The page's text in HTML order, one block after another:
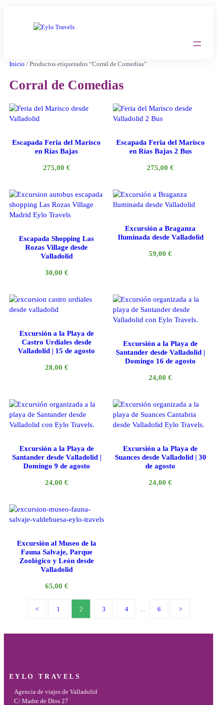
Inicio / Productos etiquetados “Corral de Comedias”
Corral de Comedias
Escapada Feria del Marisco
en Rías Bajas
275,00 €
Escapada Feria del Marisco
en Rías Bajas 2 Bus
275,00€
Escapada Shopping Las
Rozas Village desde
Valladolid
30,00 €
Excursión a Braganza
Iluminada desde Valladolid
59,00€
Excursión a la Playa de
Castro Urdiales desde
Valladolid | 15 de agosto
28,00 €
Excursión a la Playa de
Santander desde Valladolid |
Domingo 16 de agosto
24,00€
Excursión a la Playa de
Santander desde Valladolid |
Domingo 9 de agosto
24,00 €
Excursión a la Playa de
Suances desde Valladolid | 30
de agosto
24,00€
Excursión al Museo de la
Fauna Salvaje, Parque
Zoológico y León desde
Valladolid
65,00 €
1 2 3 4 6
EYLO TRAVELS
Agencia de viajes de Valladolid
C/ Madre de Dios 27